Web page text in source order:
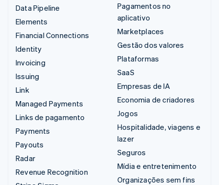
Data Pipeline
Elements
Financial Connections
Identity
Invoicing
Issuing
Link
Managed Payments
Links de pagamento
Payments
Payouts
Radar
Revenue Recognition
Pagamentos no
aplicativo
Marketplaces
Gestão dos valores
Plataformas
SaaS
Empresas de IA
Economia de criadores
Jogos
Hospitalidade, viagens e
lazer
Seguros
Mídia e entretenimento
Organizações sem fins